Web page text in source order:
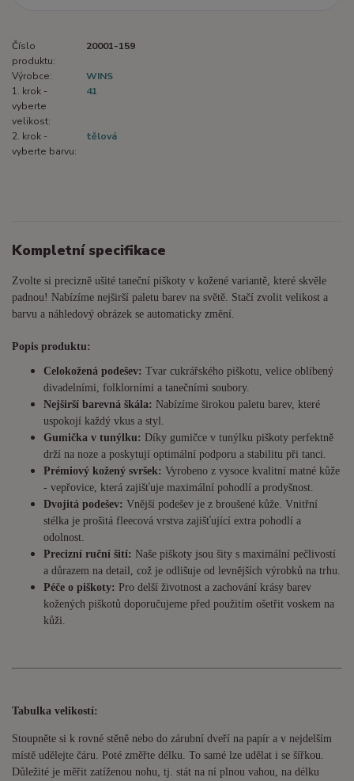
Číslo
produktu:
20001-159
Výrobce:
WINS
1. krok -
vyberte
velikost:
41
2. krok -
vyberte barvu:
tělová
Kompletní specifikace
Zvolte si precizně ušité taneční piškoty v kožené variantě, které skvěle
padnou! Nabízíme nejširší paletu barev na světě. Stačí zvolit velikost a
barvu a náhledový obrázek se automaticky změní.
Popis produktu:
Celokožená podešev: Tvar cukrářského piškotu, velice oblíbený
divadelními, folklorními a tanečními soubory.
Nejširší barevná škála: Nabízíme širokou paletu barev, které
uspokojí každý vkus a styl.
Gumička v tunýlku: Díky gumičce v tunýlku piškoty perfektně
drží na noze a poskytují optimální podporu a stabilitu při tanci.
Prémiový kožený svršek: Vyrobeno z vysoce kvalitní matné kůže
- vepřovice, která zajišťuje maximální pohodlí a prodyšnost.
Dvojitá podešev: Vnější podešev je z broušené kůže. Vnitřní
stélka je prošitá fleecová vrstva zajišťující extra pohodlí a
odolnost.
Precizní ruční šití: Naše piškoty jsou šity s maximální pečlivostí
a důrazem na detail, což je odlišuje od levnějších výrobků na trhu.
Péče o piškoty: Pro delší životnost a zachování krásy barev
kožených piškotů doporučujeme před použitím ošetřit voskem na
kůži.
Tabulka velikostí:
Stoupněte si k rovné stěně nebo do zárubní dveří na papír a v nejdelším
místě udělejte čáru. Poté změřte délku. To samé lze udělat i se šířkou.
Důležité je měřit zatíženou nohu, tj. stát na ní plnou vahou, na délku